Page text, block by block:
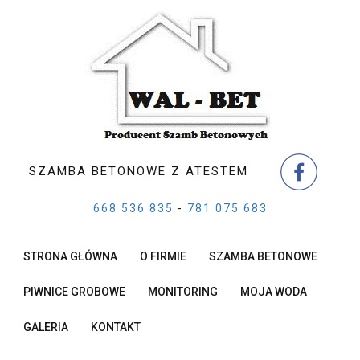
SZAMBA BETONOWE Z ATESTEM
668 536 835 - 781 075 683
STRONA GŁÓWNA O FIRMIE SZAMBA BETONOWE
PIWNICE GROBOWE MONITORING MOJA WODA
GALERIA KONTAKT